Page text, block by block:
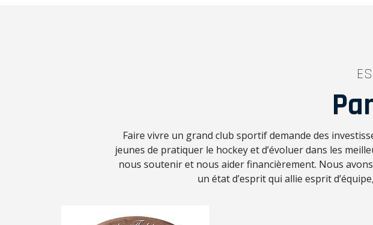
Faire vivre un grand club sportif demande des
jeunes de pratiquer le hockey et d’évoluer dans les
nous soutenir et nous aider financièrement. Nous
un état d’esprit qui allie esprit